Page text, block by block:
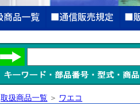
取扱商品一覧 ＞ ワエコ